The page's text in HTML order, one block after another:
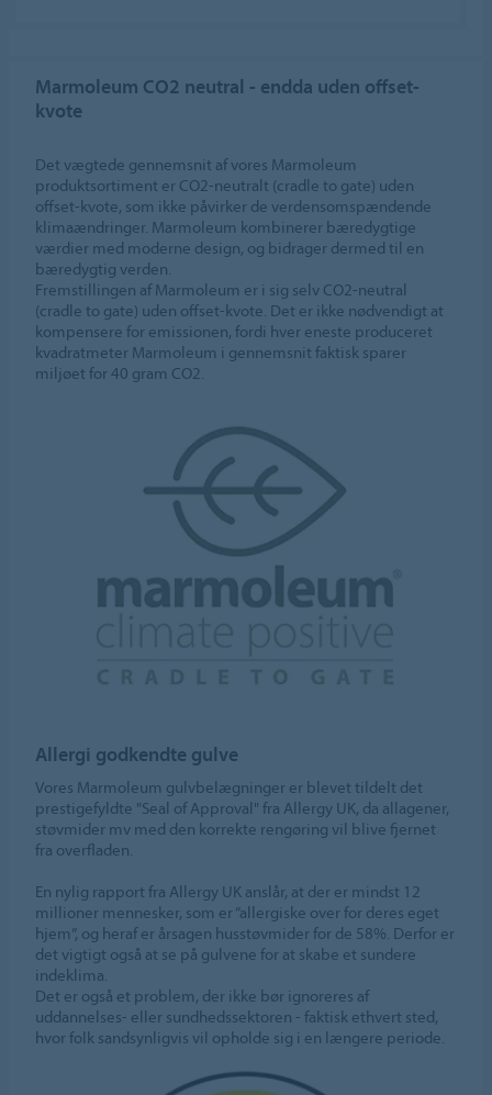
Marmoleum CO2 neutral - endda uden offset-
kvote
Det vægtede gennemsnit af vores Marmoleum
produktsortiment er CO2-neutralt (cradle to gate) uden
offset-kvote, som ikke påvirker de verdensomspændende
klimaændringer. Marmoleum kombinerer bæredygtige
værdier med moderne design, og bidrager dermed til en
bæredygtig verden.
Fremstillingen af Marmoleum er i sig selv CO2-neutral
(cradle to gate) uden offset-kvote. Det er ikke nødvendigt at
kompensere for emissionen, fordi hver eneste produceret
kvadratmeter Marmoleum i gennemsnit faktisk sparer
miljøet for 40 gram CO2.
Allergi godkendte gulve
Vores Marmoleum gulvbelægninger er blevet tildelt det
prestigefyldte "Seal of Approval" fra Allergy UK, da allagener,
støvmider mv med den korrekte rengøring vil blive fjernet
fra overfladen.
En nylig rapport fra Allergy UK anslår, at der er mindst 12
millioner mennesker, som er “allergiske over for deres eget
hjem”, og heraf er årsagen husstøvmider for de 58%. Derfor er
det vigtigt også at se på gulvene for at skabe et sundere
indeklima.
Det er også et problem, der ikke bør ignoreres af
uddannelses- eller sundhedssektoren - faktisk ethvert sted,
hvor folk sandsynligvis vil opholde sig i en længere periode.